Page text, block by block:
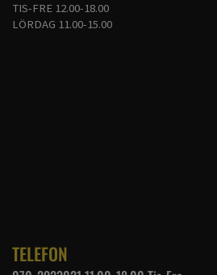
TIS-FRE 12.00-18.00
LÖRDAG 11.00-15.00
TELEFON